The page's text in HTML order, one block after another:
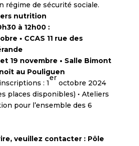
régime de sécurité sociale.
nutrition
à 12h00 :
• CCAS 11 rue des
19 novembre • Salle Bimont
au Pouliguen
: 1
er
octobre 2024
places disponibles) • Ateliers
pour l’ensemble des 6
veuillez contacter : Pôle